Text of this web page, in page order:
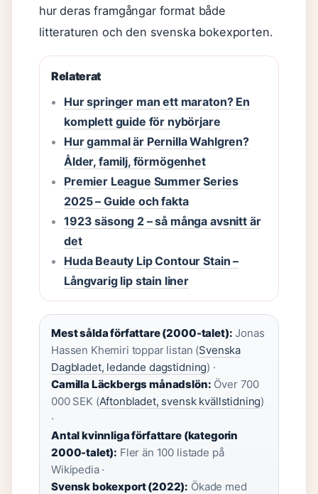
hur deras framgångar format både
litteraturen och den svenska bokexporten.
Relaterat
Hur springer man ett maraton? En
komplett guide för nybörjare
Hur gammal är Pernilla Wahlgren?
Ålder, familj, förmögenhet
Premier League Summer Series
2025 – Guide och fakta
1923 säsong 2 – så många avsnitt är
det
Huda Beauty Lip Contour Stain –
Långvarig lip stain liner
Mest sålda författare (2000-talet): Jonas
Hassen Khemiri toppar listan (Svenska
Dagbladet, ledande dagstidning) ·
Camilla Läckbergs månadslön: Över 700
000 SEK (Aftonbladet, svensk kvällstidning)
·
Antal kvinnliga författare (kategorin
2000-talet): Fler än 100 listade på
Wikipedia ·
Svensk bokexport (2022): Ökade med